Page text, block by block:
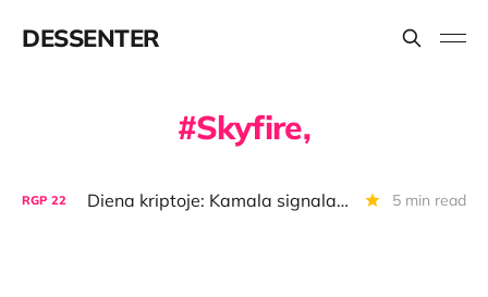
DESSENTER
Skyfire,
RGP 22 Diena kriptoje: Kamala signalas, Buterin filosofija, AI mokėjimai, užmemkoinintas "McDonald's" 5 min read